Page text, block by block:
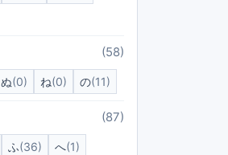
(58)
ぬ(0) ね(0) の(11)
(87)
ふ(36) へ(1)